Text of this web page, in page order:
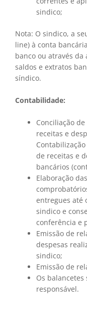
sindico;
Nota: O sindico, a
line) à conta
banco ou através
saldos e extratos
síndico.
Contabilidade:
Conciliação
receitas e
de receitas e
bancários
Elaboração
entregues até
sindico e
conferência e
Emissão de
despesas
sindico;
Emissão de
Os
responsável.